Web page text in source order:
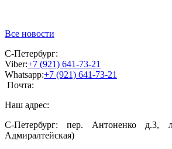
Все новости
C-Петербург:
Viber:+7 (921) 641-73-21
Whatsapp:+7 (921) 641-73-21
Почта:
Наш адрес:
C-Петербург: пер. Антоненко
Адмиралтейская)